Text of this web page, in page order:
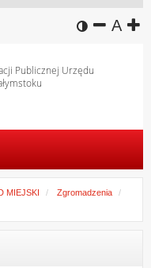
wersja
A
Publicznej Urzędu
MIEJSKI
Zgromadzenia